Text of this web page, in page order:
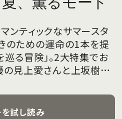
ンティックなサマースタ
のための運命の1本を提
る冒険」。2大特集でお
の見上愛さんと上坂樹里
試し読み